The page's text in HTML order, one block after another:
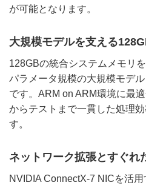
が可能となります。
大規模モデルを支える
128GBの統合システムメモリ
パラメータ規模の大規模モデ
です。ARM on ARM環境に最
からテストまで一貫した処理
す。
ネットワーク拡張とすぐれ
NVIDIA ConnectX-7 NICを活